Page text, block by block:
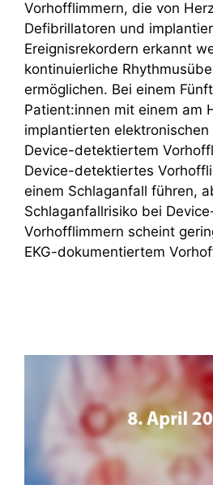
Vorhofflimmern, die von
Defibrillatoren und
Ereignisrekordern erkannt
kontinuierliche
ermöglichen. Bei einem
Patient:innen mit einem am
implantierten
Device-detektiertem
Device-detektiertes
einem Schlaganfall führen,
Schlaganfallrisiko bei
Vorhofflimmern scheint
EKG-dokumentiertem